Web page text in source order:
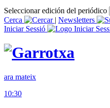
Seleccionar edición del periódico
Cerca
| Newsletters
Iniciar Sessió
ara mateix
10:30